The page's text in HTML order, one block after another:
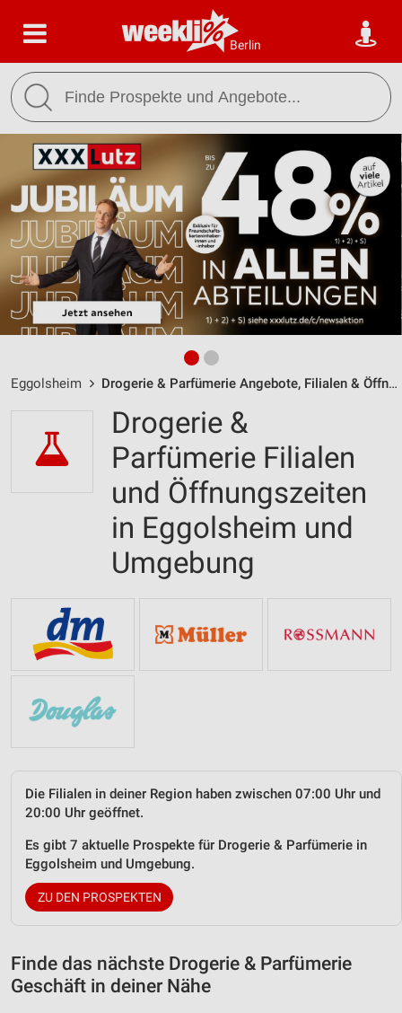
Berlin
Eggolsheim Drogerie & Parfümerie Angebote, Filialen & Öffnungszeiten
Drogerie &
Parfümerie Filialen
und Öffnungszeiten
in Eggolsheim und
Umgebung
Die Filialen in deiner Region haben zwischen 07:00 Uhr und
20:00 Uhr geöffnet.
Es gibt 7 aktuelle Prospekte für Drogerie & Parfümerie in
Eggolsheim und Umgebung.
ZU DEN PROSPEKTEN
Finde das nächste Drogerie & Parfümerie
Geschäft in deiner Nähe